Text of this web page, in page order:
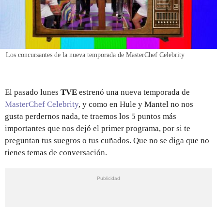
Los concursantes de la nueva temporada de MasterChef Celebrity
El pasado lunes TVE estrenó una nueva temporada de
MasterChef Celebrity, y como en Hule y Mantel no nos
gusta perdernos nada, te traemos los 5 puntos más
importantes que nos dejó el primer programa, por si te
preguntan tus suegros o tus cuñados. Que no se diga que no
tienes temas de conversación.